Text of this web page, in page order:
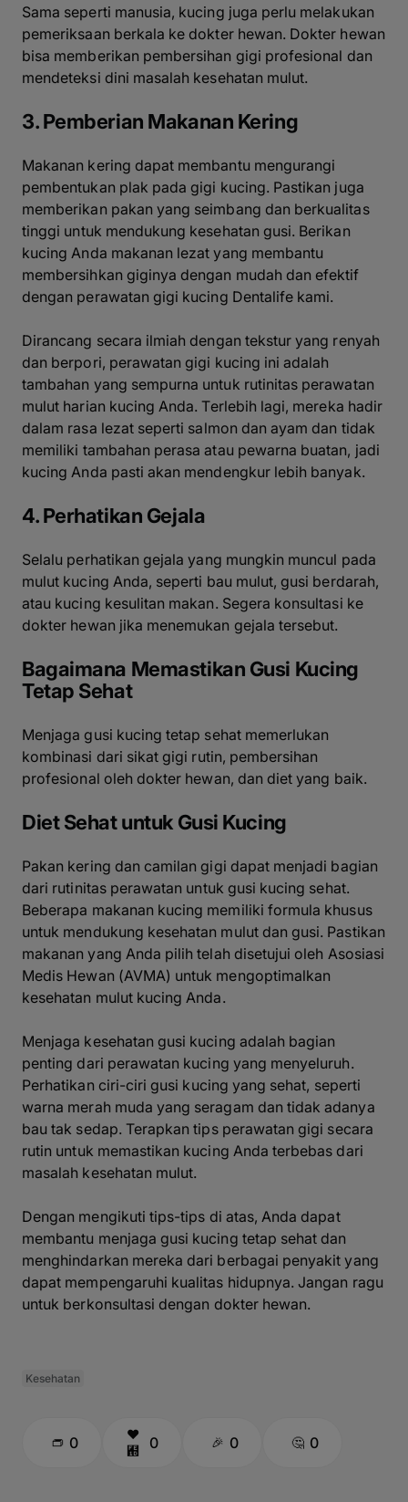
Sama seperti manusia, kucing juga perlu melakukan
pemeriksaan berkala ke dokter hewan. Dokter hewan
bisa memberikan pembersihan gigi profesional dan
mendeteksi dini masalah kesehatan mulut.
3. Pemberian Makanan Kering
Makanan kering dapat membantu mengurangi
pembentukan plak pada gigi kucing. Pastikan juga
memberikan pakan yang seimbang dan berkualitas
tinggi untuk mendukung kesehatan gusi. Berikan
kucing Anda makanan lezat yang membantu
membersihkan giginya dengan mudah dan efektif
dengan perawatan gigi kucing Dentalife kami.
Dirancang secara ilmiah dengan tekstur yang renyah
dan berpori, perawatan gigi kucing ini adalah
tambahan yang sempurna untuk rutinitas perawatan
mulut harian kucing Anda. Terlebih lagi, mereka hadir
dalam rasa lezat seperti salmon dan ayam dan tidak
memiliki tambahan perasa atau pewarna buatan, jadi
kucing Anda pasti akan mendengkur lebih banyak.
4. Perhatikan Gejala
Selalu perhatikan gejala yang mungkin muncul pada
mulut kucing Anda, seperti bau mulut, gusi berdarah,
atau kucing kesulitan makan. Segera konsultasi ke
dokter hewan jika menemukan gejala tersebut.
Bagaimana Memastikan Gusi Kucing
Tetap Sehat
Menjaga gusi kucing tetap sehat memerlukan
kombinasi dari sikat gigi rutin, pembersihan
profesional oleh dokter hewan, dan diet yang baik.
Diet Sehat untuk Gusi Kucing
Pakan kering dan camilan gigi dapat menjadi bagian
dari rutinitas perawatan untuk gusi kucing sehat.
Beberapa makanan kucing memiliki formula khusus
untuk mendukung kesehatan mulut dan gusi. Pastikan
makanan yang Anda pilih telah disetujui oleh Asosiasi
Medis Hewan (AVMA) untuk mengoptimalkan
kesehatan mulut kucing Anda.
Menjaga kesehatan gusi kucing adalah bagian
penting dari perawatan kucing yang menyeluruh.
Perhatikan ciri-ciri gusi kucing yang sehat, seperti
warna merah muda yang seragam dan tidak adanya
bau tak sedap. Terapkan tips perawatan gigi secara
rutin untuk memastikan kucing Anda terbebas dari
masalah kesehatan mulut.
Dengan mengikuti tips-tips di atas, Anda dapat
membantu menjaga gusi kucing tetap sehat dan
menghindarkan mereka dari berbagai penyakit yang
dapat mempengaruhi kualitas hidupnya. Jangan ragu
untuk berkonsultasi dengan dokter hewan.
Kesehatan
0 0 0 0